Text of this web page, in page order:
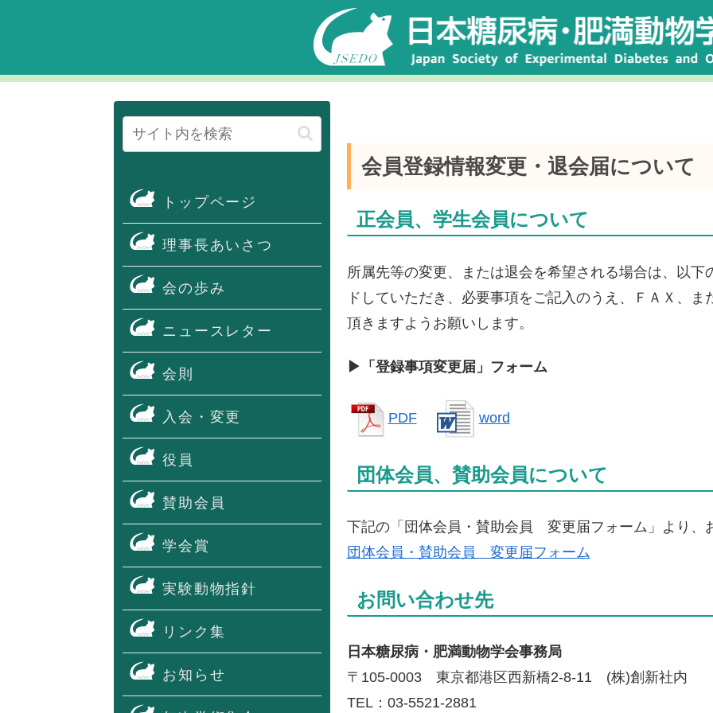
会員登録情報変更・退会届について
正会員、学生会員について
所属先等の変更、または退会を希望される場合は、以
ドしていただき、必要事項をご記入のうえ、ＦＡＸ、
頂きますようお願いします。
▶「登録事項変更届」フォーム
PDF word
団体会員、賛助会員について
下記の「団体会員・賛助会員 変更届フォーム」より、
団体会員・賛助会員 変更届フォーム
お問い合わせ先
日本糖尿病・肥満動物学会事務局
〒105-0003 東京都港区西新橋2-8-11 (株)創新社内
TEL：03-5521-2881
トップページ
理事長あいさつ
会の歩み
ニュースレター
会則
入会・変更
役員
賛助会員
学会賞
実験動物指針
リンク集
お知らせ